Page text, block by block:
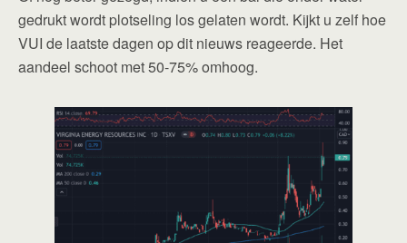
gedrukt wordt plotseling los gelaten wordt. Kijkt u zelf hoe
VUI de laatste dagen op dit nieuws reageerde. Het
aandeel schoot met 50-75% omhoog.